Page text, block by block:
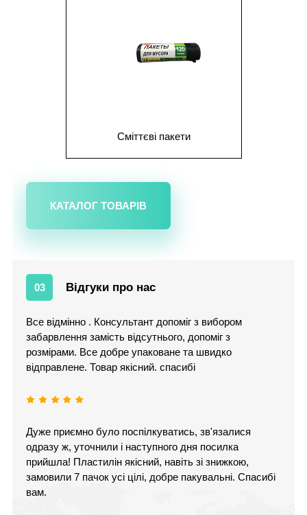
Сміттєві пакети
КАТАЛОГ ТОВАРІВ
03 Відгуки про нас
Все відмінно . Консультант допоміг з вибором
забарвлення замість відсутнього, допоміг з
розмірами. Все добре упаковане та швидко
відправлене. Товар якісний. спасибі
Дуже приємно було поспілкуватись, зв'язалися
одразу ж, уточнили і наступного дня посилка
прийшла! Пластилін якісний, навіть зі знижкою,
замовили 7 пачок усі цілі, добре пакувальні. Спасибі
вам.